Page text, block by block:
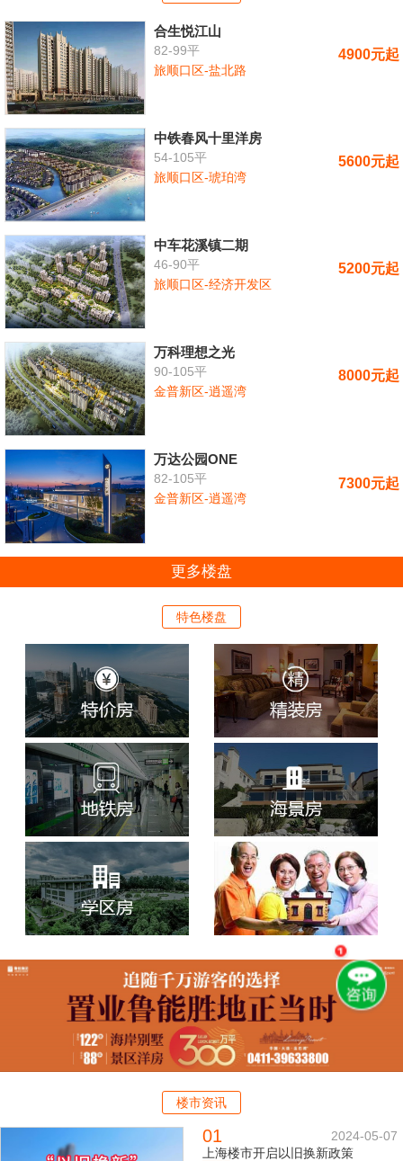
合生悦江山
82-99平
旅顺口区-盐北路
4900元起
中铁春风十里洋房
54-105平
旅顺口区-琥珀湾
5600元起
中车花溪镇二期
46-90平
旅顺口区-经济开发区
5200元起
万科理想之光
90-105平
金普新区-逍遥湾
8000元起
万达公园ONE
82-105平
金普新区-逍遥湾
7300元起
更多楼盘
特色楼盘
楼市资讯
01
2024-05-07
上海楼市开启以旧换新政策